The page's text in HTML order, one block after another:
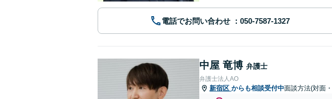
電話でお問い合わせ
中屋 竜博 弁護士
弁護士法人AO
新宿区 からも相談受付中面談方法(対面